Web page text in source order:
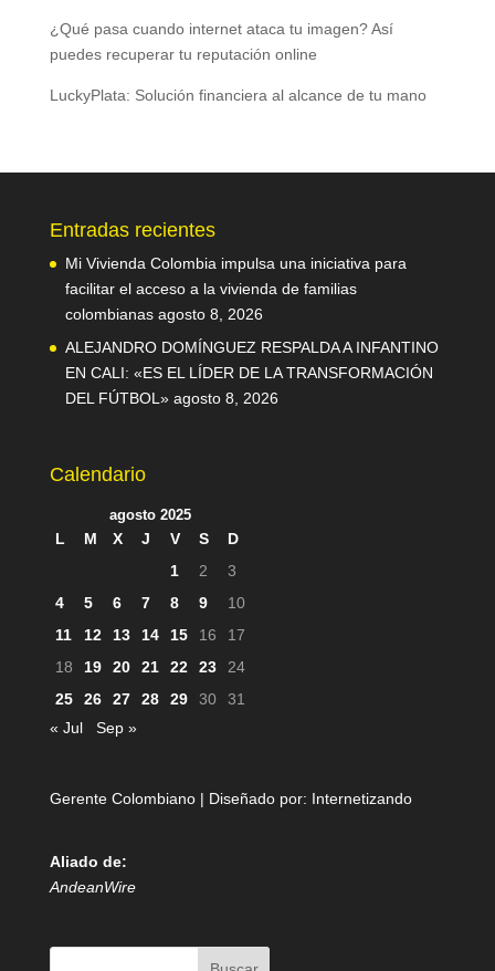
¿Qué pasa cuando internet ataca tu imagen? Así
puedes recuperar tu reputación online
LuckyPlata: Solución financiera al alcance de tu mano
Entradas recientes
Mi Vivienda Colombia impulsa una iniciativa para
facilitar el acceso a la vivienda de familias
colombianas agosto 8, 2026
ALEJANDRO DOMÍNGUEZ RESPALDA A INFANTINO
EN CALI: «ES EL LÍDER DE LA TRANSFORMACIÓN
DEL FÚTBOL» agosto 8, 2026
Calendario
agosto 2025
L M X J V S
D
1
2
3
4
5 6 7 8 9
10
11
12 13 14 15 16
17
18
19 20 21 22 23
24
25
26 27 28 29 30
31
« Jul
Sep »
Gerente Colombiano | Diseñado por: Internetizando
Aliado de:
AndeanWire